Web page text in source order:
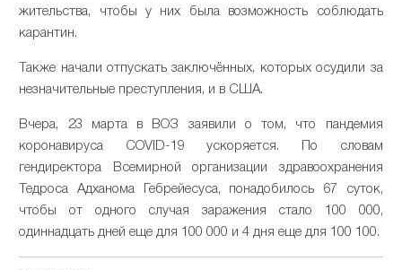
жительства, чтобы у них была возможность соблюдать
карантин.
Также начали отпускать заключённых, которых осудили за
незначительные преступления, и в США.
Вчера, 23 марта в ВОЗ заявили о том, что пандемия
коронавируса COVID-19 ускоряется. По словам
гендиректора Всемирной организации здравоохранения
Тедроса Адханома Гебрейесуса, понадобилось 67 суток,
чтобы от одного случая заражения стало 100 000,
одиннадцать дней еще для 100 000 и 4 дня еще для 100 100.